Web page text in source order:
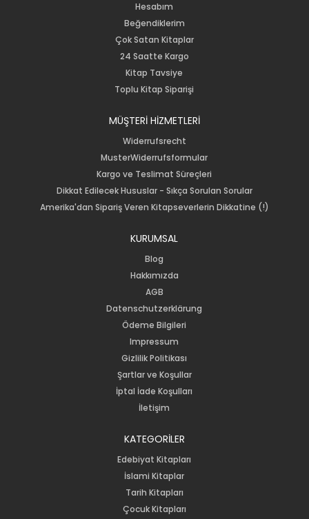
Hesabım
Beğendiklerim
Çok Satan Kitaplar
24 Saatte Kargo
Kitap Tavsiye
Toplu Kitap Siparişi
MÜŞTERİ HİZMETLERİ
Widerrufsrecht
MusterWiderrufsformular
Kargo ve Teslimat Süreçleri
Dikkat Edilecek Hususlar - Sıkça Sorulan Sorular
Amerika'dan Sipariş Veren Kitapseverlerin Dikkatine (!)
KURUMSAL
Blog
Hakkımızda
AGB
Datenschutzerklärung
Ödeme Bilgileri
Impressum
Gizlilik Politikası
Şartlar ve Koşullar
İptal İade Koşulları
İletişim
KATEGORİLER
Edebiyat Kitapları
İslami Kitaplar
Tarih Kitapları
Çocuk Kitapları